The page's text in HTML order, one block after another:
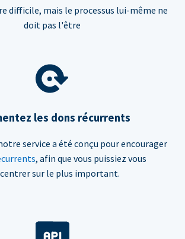
difficile, mais le processus lui-même ne
doit pas l'être
les dons récurrents
service a été conçu pour encourager
, afin que vous puissiez vous
sur le plus important.